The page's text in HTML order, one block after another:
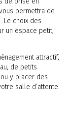
permettra de
Le choix des
un espace petit,
attractif,
de petits
y placer des
salle d’attente.